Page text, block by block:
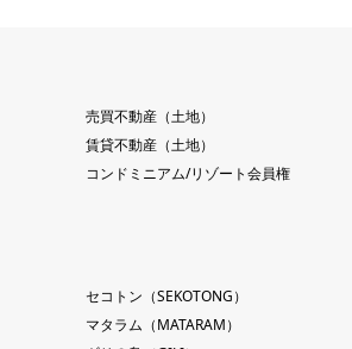
売買不動産（土地）
賃貸不動産（土地）
コンドミニアム/リゾート会員権
セコトン（SEKOTONG）
マタラム（MATARAM）